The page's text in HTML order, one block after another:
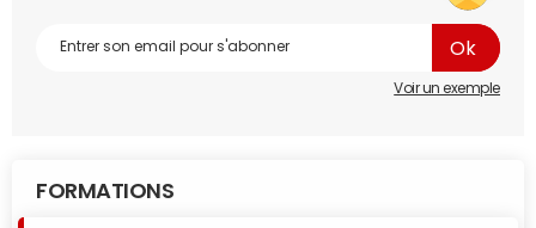
Voir un exemple
FORMATIONS